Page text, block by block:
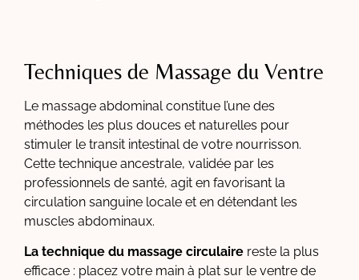
Techniques de Massage du Ventre
Le massage abdominal constitue l’une des
méthodes les plus douces et naturelles pour
stimuler le transit intestinal de votre nourrisson.
Cette technique ancestrale, validée par les
professionnels de santé, agit en favorisant la
circulation sanguine locale et en détendant les
muscles abdominaux.
La technique du massage circulaire reste la plus
efficace : placez votre main à plat sur le ventre de